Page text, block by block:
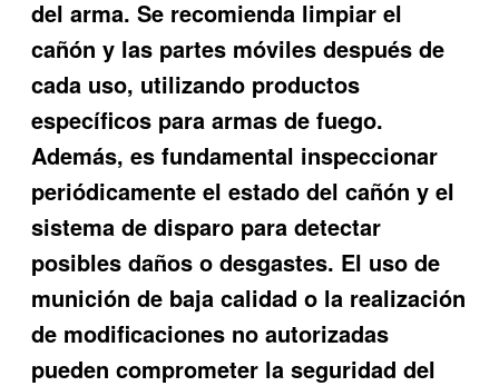
del arma. Se recomienda limpiar el
cañón y las partes móviles después de
cada uso, utilizando productos
específicos para armas de fuego.
Además, es fundamental inspeccionar
periódicamente el estado del cañón y el
sistema de disparo para detectar
posibles daños o desgastes. El uso de
munición de baja calidad o la realización
de modificaciones no autorizadas
pueden comprometer la seguridad del